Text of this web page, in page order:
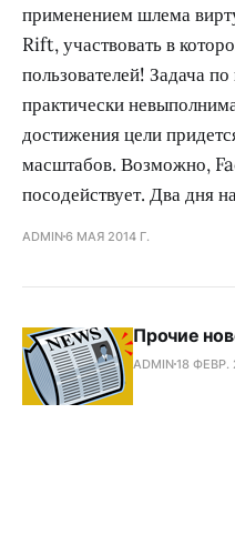
применением шлема
Rift, участвовать в
пользователей! Задача
практически
достижения цели
масштабов. Возможно,
посодействует. Два дня
ADMIN6 МАЯ 2014 Г.
Прочие
ADMIN18 ФЕВР.